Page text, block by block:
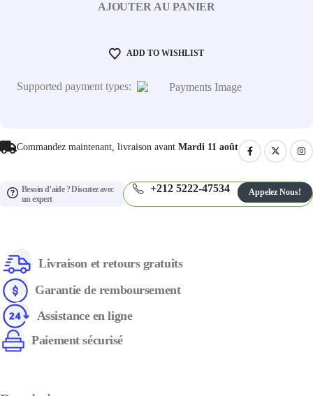
AJOUTER AU PANIER
ADD TO WISHLIST
Supported payment types:
Commandez maintenant, livraison avant Mardi 11 août
Besoin d’aide ? Discutez avec
un expert
+212 5222-47534 Appelez Nous!
Livraison et retours gratuits
Garantie de remboursement
Assistance en ligne
Paiement sécurisé